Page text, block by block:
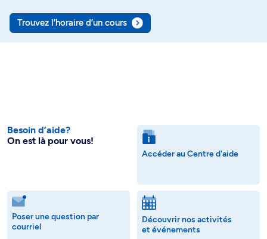
Trouvez l’horaire d’un cours
Besoin d’aide?
On est là pour vous!
Accéder au Centre d'aide
Poser une question par
courriel
Découvrir nos activités
et événements